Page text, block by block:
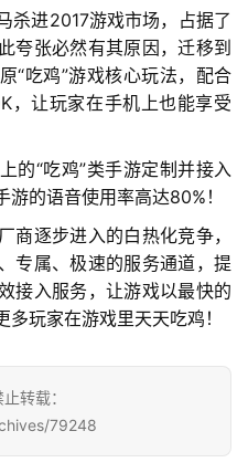
杀进2017游戏市场，占据了
夸张必然有其原因，迁移到
“吃鸡”游戏核心玩法，配合
，让玩家在手机上也能享受
的“吃鸡”类手游定制并接入
的语音使用率高达80%！
商逐步进入的白热化竞争，
专属、极速的服务通道，提
接入服务，让游戏以最快的
玩家在游戏里天天吃鸡！
转载：
79248